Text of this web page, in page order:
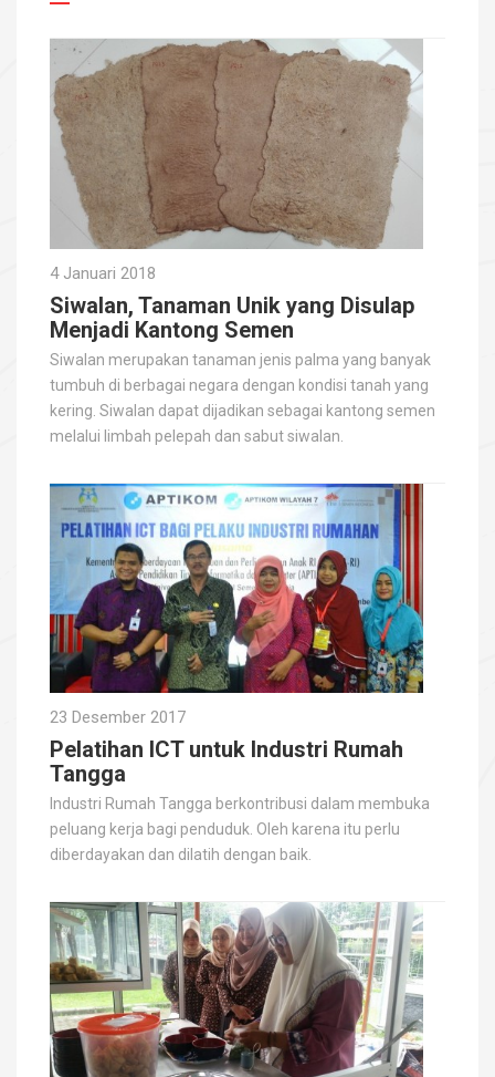
4 Januari 2018
Siwalan, Tanaman Unik yang Disulap
Menjadi Kantong Semen
Siwalan merupakan tanaman jenis palma yang banyak
tumbuh di berbagai negara dengan kondisi tanah yang
kering. Siwalan dapat dijadikan sebagai kantong semen
melalui limbah pelepah dan sabut siwalan.
23 Desember 2017
Pelatihan ICT untuk Industri Rumah
Tangga
Industri Rumah Tangga berkontribusi dalam membuka
peluang kerja bagi penduduk. Oleh karena itu perlu
diberdayakan dan dilatih dengan baik.